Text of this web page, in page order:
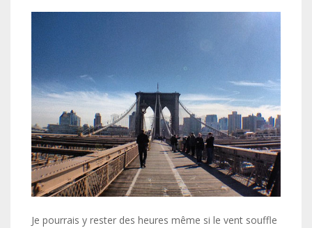
Je pourrais y rester des heures même si le vent souffle